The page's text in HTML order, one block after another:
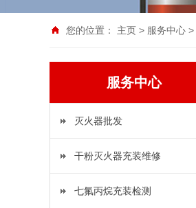
您的位置： 主页 > 服务中心 >
服务中心
灭火器批发
干粉灭火器充装维修
七氟丙烷充装检测